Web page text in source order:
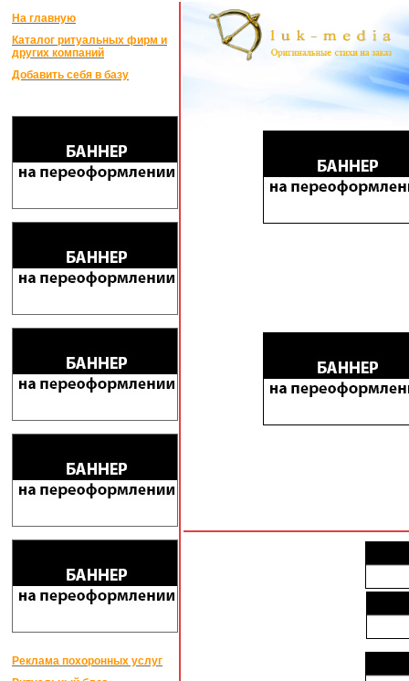
На главную
Каталог ритуальных фирм и
других компаний
Добавить себя в базу
Реклама похоронных услуг